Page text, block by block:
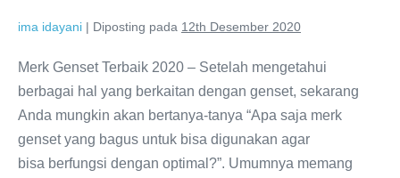
ima idayani | Diposting pada 12th Desember 2020
Merk Genset Terbaik 2020 – Setelah mengetahui
berbagai hal yang berkaitan dengan genset, sekarang
Anda mungkin akan bertanya-tanya “Apa saja merk
genset yang bagus untuk bisa digunakan agar
bisa berfungsi dengan optimal?”. Umumnya memang